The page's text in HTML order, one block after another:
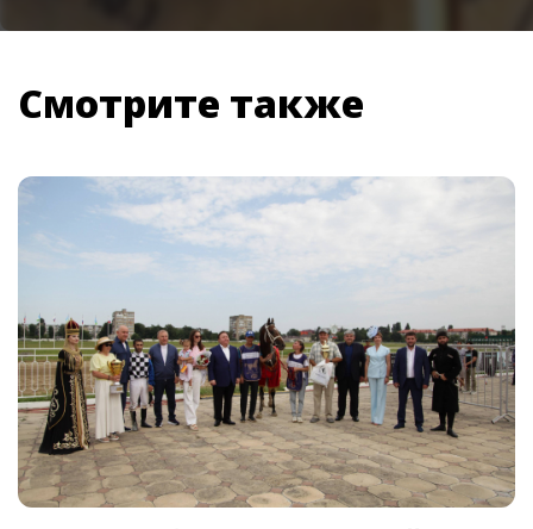
Смотрите также